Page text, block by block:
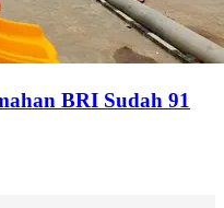
BRI Sudah 91